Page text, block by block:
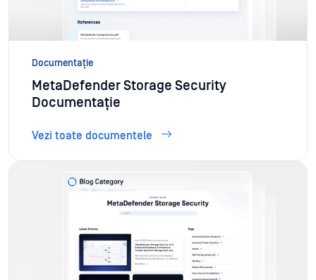
Documentație
MetaDefender Storage Security
Documentație
Vezi toate documentele